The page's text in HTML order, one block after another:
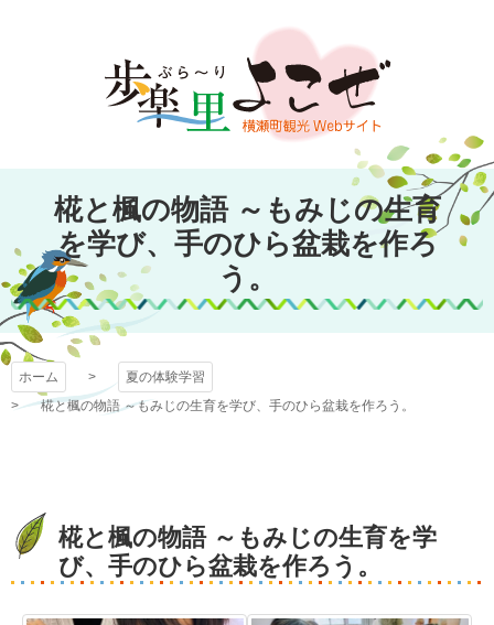
文
キ
プ
歩楽～里（ぶら～
り）よこぜ
椛と楓の物語 ～もみじの生育
を学び、手のひら盆栽を作ろ
う。
ホーム
夏の体験学習
椛と楓の物語 ～もみじの生育を学び、手のひら盆栽を作ろう。
椛と楓の物語 ～もみじの生育を学
び、手のひら盆栽を作ろう。